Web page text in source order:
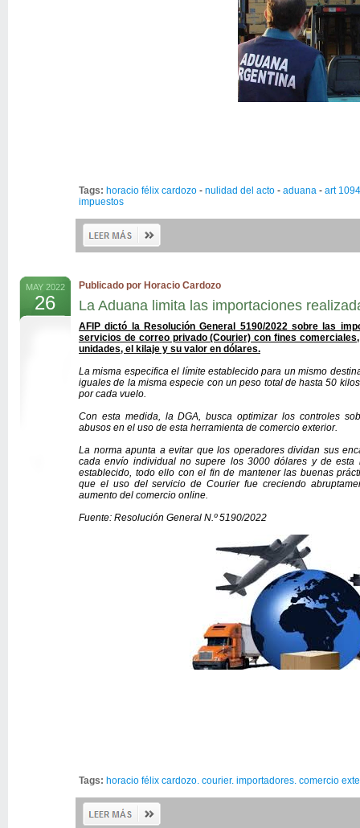
Tags: horacio félix cardozo - nulidad del acto - aduana - art 1094
impuestos
MAY 2022
26
Publicado por Horacio Cardozo
La Aduana limita las importaciones
AFIP dictó la Resolución General 5190/2022 sobre las
servicios de correo privado (Courier) con fines
unidades, el kilaje y su valor en dólares.
La misma especifica el límite establecido para un mismo
iguales de la misma especie con un peso total de hasta 50
por cada vuelo.
Con esta medida, la DGA, busca optimizar los controles
abusos en el uso de esta herramienta de comercio exterior.
La norma apunta a evitar que los operadores dividan sus
cada envío individual no supere los 3000 dólares y de esta
establecido, todo ello con el fin de mantener las buenas
que el uso del servicio de Courier fue creciendo
aumento del comercio online.
Fuente: Resolución General N.º 5190/2022
Tags: horacio félix cardozo. courier. importadores. comercio